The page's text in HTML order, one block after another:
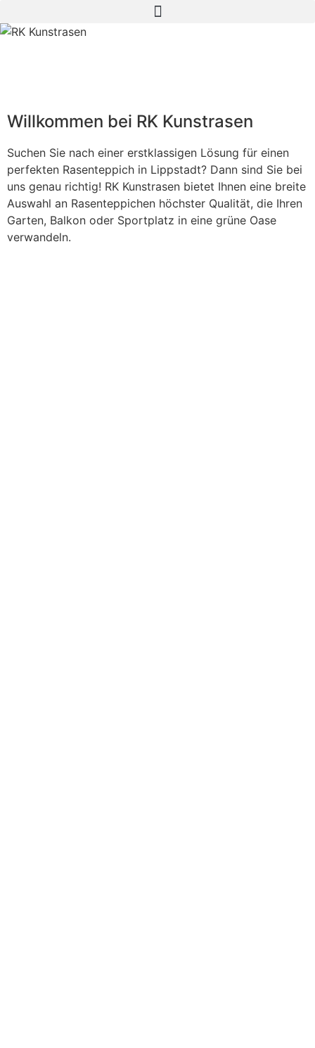
Willkommen bei RK Kunstrasen
Suchen Sie nach einer erstklassigen Lösung für einen
perfekten Rasenteppich in Lippstadt? Dann sind Sie bei
uns genau richtig! RK Kunstrasen bietet Ihnen eine breite
Auswahl an Rasenteppichen höchster Qualität, die Ihren
Garten, Balkon oder Sportplatz in eine grüne Oase
verwandeln.